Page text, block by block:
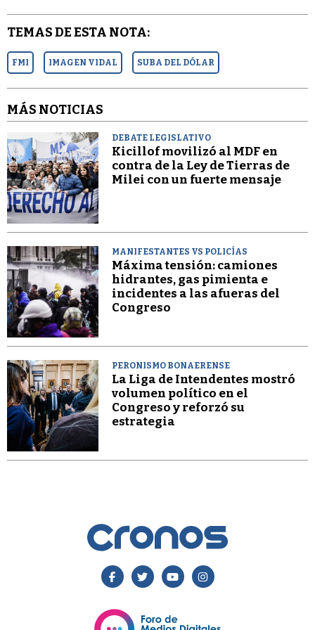
TEMAS DE ESTA NOTA:
FMI IMAGEN VIDAL SUBA DEL DÓLAR
MÁS NOTICIAS
DEBATE LEGISLATIVO
Kicillof movilizó al MDF en
contra de la Ley de Tierras de
Milei con un fuerte mensaje
MANIFESTANTES VS POLICÍAS
Máxima tensión: camiones
hidrantes, gas pimienta e
incidentes a las afueras del
Congreso
PERONISMO BONAERENSE
La Liga de Intendentes mostró
volumen político en el
Congreso y reforzó su
estrategia